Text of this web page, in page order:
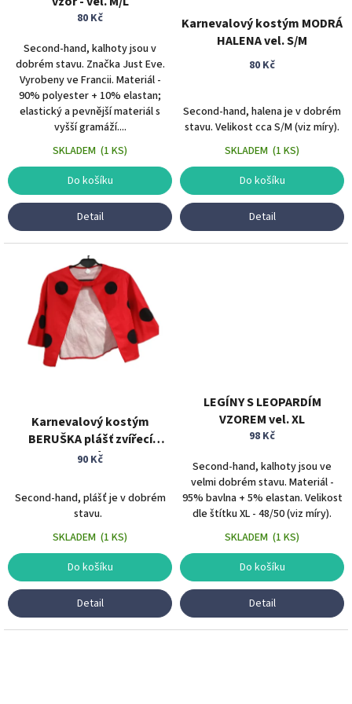
80 Kč
Second-hand, kalhoty jsou v
dobrém stavu. Značka Just Eve.
Vyrobeny ve Francii. Materiál -
90% polyester + 10% elastan;
elastický a pevnější materiál s
vyšší gramáží....
SKLADEM (1 KS)
Do košíku
Detail
Karnevalový kostým MODRÁ
HALENA vel. S/M
80 Kč
Second-hand, halena je v dobrém
stavu. Velikost cca S/M (viz míry).
SKLADEM (1 KS)
Do košíku
Detail
Karnevalový kostým
BERUŠKA plášť zvířecí
kostým
90 Kč
Second-hand, plášť je v dobrém
stavu.
SKLADEM (1 KS)
Do košíku
Detail
LEGÍNY S LEOPARDÍM
VZOREM vel. XL
98 Kč
Second-hand, kalhoty jsou ve
velmi dobrém stavu. Materiál -
95% bavlna + 5% elastan. Velikost
dle štítku XL - 48/50 (viz míry).
SKLADEM (1 KS)
Do košíku
Detail